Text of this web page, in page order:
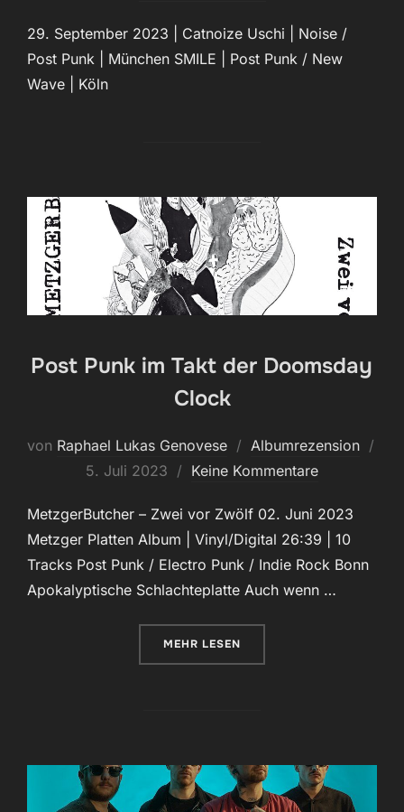
29. September 2023 | Catnoize Uschi | Noise /
Post Punk | München SMILE | Post Punk / New
Wave | Köln
Post Punk im Takt der Doomsday
Clock
von Raphael Lukas Genovese
Albumrezension
Veröffentlicht
5. Juli 2023 Keine Kommentare
MetzgerButcher – Zwei vor Zwölf 02. Juni 2023
Metzger Platten Album | Vinyl/Digital 26:39 | 10
Tracks Post Punk / Electro Punk / Indie Rock Bonn
Apokalyptische Schlachteplatte Auch wenn …
MEHR ÜBER „POST PUNK IM TAKT DER
LESEN